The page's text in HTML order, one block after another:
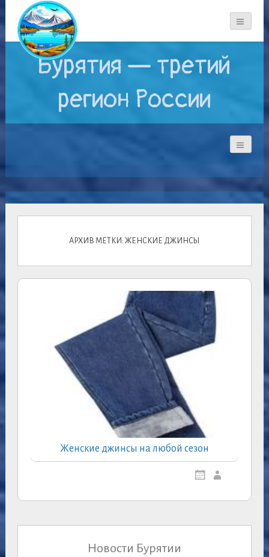
Бурятия — третий
регион России
АРХИВ МЕТКИ: ЖЕНСКИЕ ДЖИНСЫ
Женские джинсы на любой сезон
Новости Бурятии